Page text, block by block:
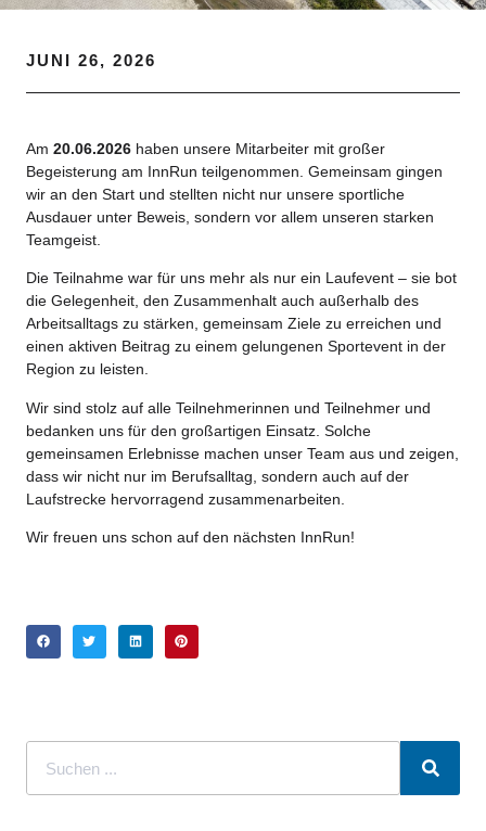
JUNI 26, 2026
Am 20.06.2026 haben unsere Mitarbeiter mit großer
Begeisterung am InnRun teilgenommen. Gemeinsam gingen
wir an den Start und stellten nicht nur unsere sportliche
Ausdauer unter Beweis, sondern vor allem unseren starken
Teamgeist.
Die Teilnahme war für uns mehr als nur ein Laufevent – sie bot
die Gelegenheit, den Zusammenhalt auch außerhalb des
Arbeitsalltags zu stärken, gemeinsam Ziele zu erreichen und
einen aktiven Beitrag zu einem gelungenen Sportevent in der
Region zu leisten.
Wir sind stolz auf alle Teilnehmerinnen und Teilnehmer und
bedanken uns für den großartigen Einsatz. Solche
gemeinsamen Erlebnisse machen unser Team aus und zeigen,
dass wir nicht nur im Berufsalltag, sondern auch auf der
Laufstrecke hervorragend zusammenarbeiten.
Wir freuen uns schon auf den nächsten InnRun!